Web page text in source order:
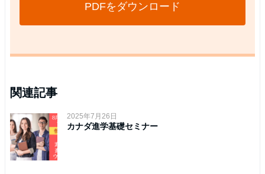
PDFをダウンロード
関連記事
2025年7月26日
カナダ進学基礎セミナー